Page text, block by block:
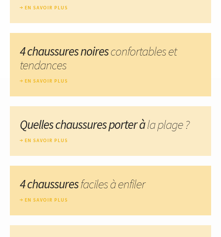
EN SAVOIR PLUS
4 chaussures noiresconfortables et
tendances
EN SAVOIR PLUS
Quelles chaussures porter àla plage ?
EN SAVOIR PLUS
4 chaussuresfaciles à enfiler
EN SAVOIR PLUS